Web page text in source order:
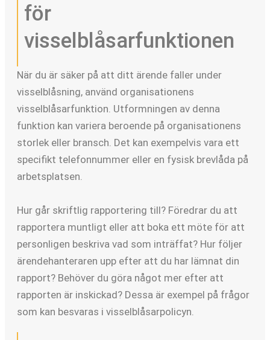
för
visselblåsarfunktionen
När du är säker på att ditt ärende faller under
visselblåsning, använd organisationens
visselblåsarfunktion. Utformningen av denna
funktion kan variera beroende på organisationens
storlek eller bransch. Det kan exempelvis vara ett
specifikt telefonnummer eller en fysisk brevlåda på
arbetsplatsen.
Hur går skriftlig rapportering till? Föredrar du att
rapportera muntligt eller att boka ett möte för att
personligen beskriva vad som inträffat? Hur följer
ärendehanteraren upp efter att du har lämnat din
rapport? Behöver du göra något mer efter att
rapporten är inskickad? Dessa är exempel på frågor
som kan besvaras i visselblåsarpolicyn.